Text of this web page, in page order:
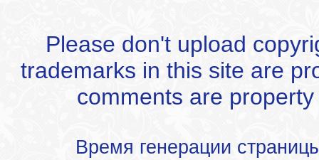
Please don't upload
trademarks in this site are
comments are
Время генерации